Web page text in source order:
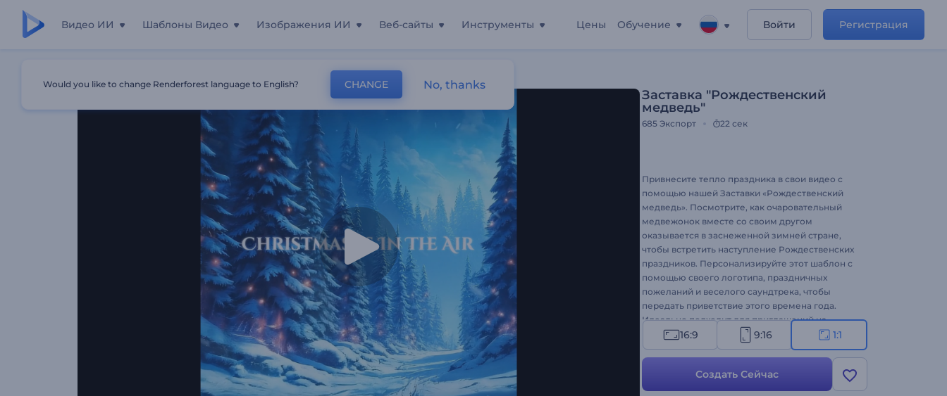
Видео ИИ Шаблоны Видео Изображения ИИ Веб-сайты Инструменты Цены Обучение Войти Регистрация
Заставка "Рождественский Медведь"
Заставка "Рождественский
медведь"
685 Экспорт 22 сек
Привнесите тепло праздника в свои видео с
помощью нашей Заставки «Рождественский
медведь». Посмотрите, как очаровательный
медвежонок вместе со своим другом
оказывается в заснеженной зимней стране,
чтобы встретить наступление Рождественских
праздников. Персонализируйте этот шаблон с
помощью своего логотипа, праздничных
пожеланий и веселого саундтрека, чтобы
передать приветствие этого времена года.
Идеально подходит для приглашений на
рождественские мероприятия, душевных
поздравительных видео, праздничных
рекламных видео, праздничных интро и
многого другого. Создавайте прямо сейчас и
дарите улыбки своим зрителям!
16:9 9:16 1:1
Создать Сейчас
Would you like to change Renderforest language to English? CHANGE No, thanks